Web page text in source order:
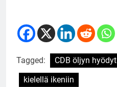
Tagged: CDB öljyn hyödyt
kielellä ikeniin